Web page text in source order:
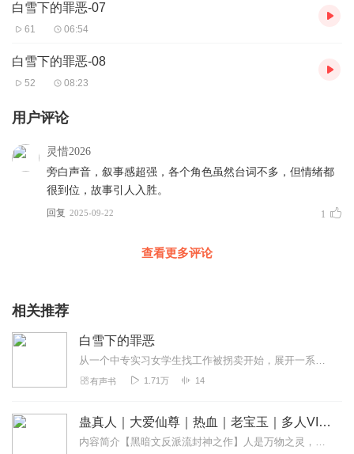
白雪下的罪恶-07
61 06:54
白雪下的罪恶-08
52 08:23
用户评论
灵惜2026
旁白声音，叙事感超强，各个角色虽然台词不多，但情绪都
很到位，故事引人入胜。
回复 2025-09-22 1
查看更多评论
相关推荐
白雪下的罪恶
从一个中专实习女学生找工作被拐卖开始，展开一系列跌宕起伏扣人心弦的不屈顺从抗争隐忍复仇的故事，反应了八十年代中后期农村老光棍买媳妇的普遍事件。跟随主播一...
有声书 1.71万 14
蛊真人｜大爱仙尊｜热血｜老宝玉｜多人VIP免费有声剧
内容简介【黑暗文反派流封神之作】人是万物之灵，蛊是天地真精。一个穿越者不断重生的故事。一个养蛊、炼蛊、用蛊的奇特世界。配音组（男角色）老宝玉旁白...